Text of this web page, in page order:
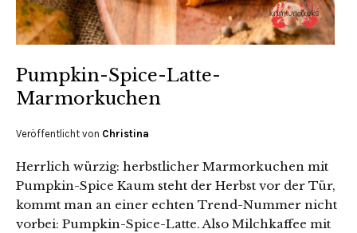
Pumpkin-Spice-Latte-
Marmorkuchen
Veröffentlicht von Christina
Herrlich würzig: herbstlicher Marmorkuchen mit
Pumpkin-Spice Kaum steht der Herbst vor der Tür,
kommt man an einer echten Trend-Nummer nicht
vorbei: Pumpkin-Spice-Latte. Also Milchkaffee mit